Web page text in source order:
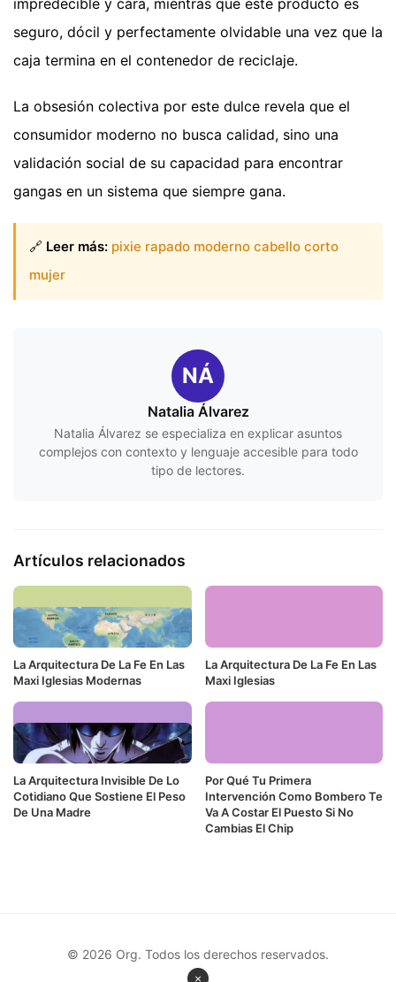
impredecible y cara, mientras que este producto es
seguro, dócil y perfectamente olvidable una vez que la
caja termina en el contenedor de reciclaje.
La obsesión colectiva por este dulce revela que el
consumidor moderno no busca calidad, sino una
validación social de su capacidad para encontrar
gangas en un sistema que siempre gana.
🔗 Leer más: pixie rapado moderno cabello corto
mujer
NÁ
Natalia Álvarez
Natalia Álvarez se especializa en explicar asuntos
complejos con contexto y lenguaje accesible para todo
tipo de lectores.
Artículos relacionados
La Arquitectura De La Fe En Las
Maxi Iglesias Modernas
La Arquitectura De La Fe En Las
Maxi Iglesias
La Arquitectura Invisible De Lo
Cotidiano Que Sostiene El Peso
De Una Madre
Por Qué Tu Primera
Intervención Como Bombero Te
Va A Costar El Puesto Si No
Cambias El Chip
×
© 2026 Org. Todos los derechos reservados.